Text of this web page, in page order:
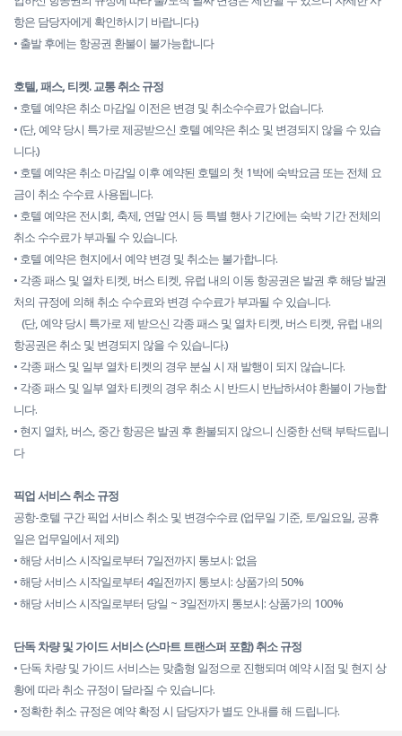
항은 담당자에게 확인하시기 바랍니다.)
• 출발 후에는 항공권 환불이 불가능합니다
호텔, 패스, 티켓. 교통 취소 규정
• 호텔 예약은 취소 마감일 이전은 변경 및 취소수수료가 없습니다.
• (단, 예약 당시 특가로 제공받으신 호텔 예약은 취소 및 변경되지 않을 수 있습
니다.)
• 호텔 예약은 취소 마감일 이후 예약된 호텔의 첫 1박에 숙박요금 또는 전체 요
금이 취소 수수료 사용됩니다.
• 호텔 예약은 전시회, 축제, 연말 연시 등 특별 행사 기간에는 숙박 기간 전체의
취소 수수료가 부과될 수 있습니다.
• 호텔 예약은 현지에서 예약 변경 및 취소는 불가합니다.
• 각종 패스 및 열차 티켓, 버스 티켓, 유럽 내의 이동 항공권은 발권 후 해당 발권
처의 규정에 의해 취소 수수료와 변경 수수료가 부과될 수 있습니다.
(단, 예약 당시 특가로 제 받으신 각종 패스 및 열차 티켓, 버스 티켓, 유럽 내의
항공권은 취소 및 변경되지 않을 수 있습니다.)
• 각종 패스 및 일부 열차 티켓의 경우 분실 시 재 발행이 되지 않습니다.
• 각종 패스 및 일부 열차 티켓의 경우 취소 시 반드시 반납하셔야 환불이 가능합
니다.
• 현지 열차, 버스, 중간 항공은 발권 후 환불되지 않으니 신중한 선택 부탁드립니
다
픽업 서비스 취소 규정
공항-호텔 구간 픽업 서비스 취소 및 변경수수료 (업무일 기준, 토/일요일, 공휴
일은 업무일에서 제외)
• 해당 서비스 시작일로부터 7일전까지 통보시: 없음
• 해당 서비스 시작일로부터 4일전까지 통보시: 상품가의 50%
• 해당 서비스 시작일로부터 당일 ~ 3일전까지 통보시: 상품가의 100%
단독 차량 및 가이드 서비스 (스마트 트랜스퍼 포함) 취소 규정
• 단독 차량 및 가이드 서비스는 맞춤형 일정으로 진행되며 예약 시점 및 현지 상
황에 따라 취소 규정이 달라질 수 있습니다.
• 정확한 취소 규정은 예약 확정 시 담당자가 별도 안내를 해 드립니다.